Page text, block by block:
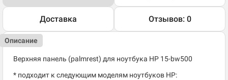
Доставка Отзывов: 0
Описание
Верхняя панель (palmrest) для ноутбука HP 15-bw500
* подходит к следующим моделям ноутбуков HP: